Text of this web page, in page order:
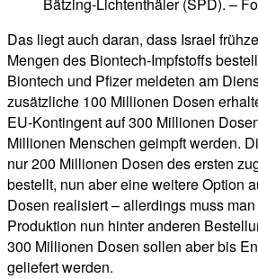
Bätzing-Lichtenthäler (SPD). –
Das liegt auch daran, dass Israel
Mengen des Biontech-Impfstoffs
Biontech und Pfizer meldeten am
zusätzliche 100 Millionen Dosen
EU-Kontingent auf 300 Millionen
Millionen Menschen geimpft werden.
nur 200 Millionen Dosen des ersten
bestellt, nun aber eine weitere Option
Dosen realisiert – allerdings muss
Produktion nun hinter anderen
300 Millionen Dosen sollen aber bis
geliefert werden.